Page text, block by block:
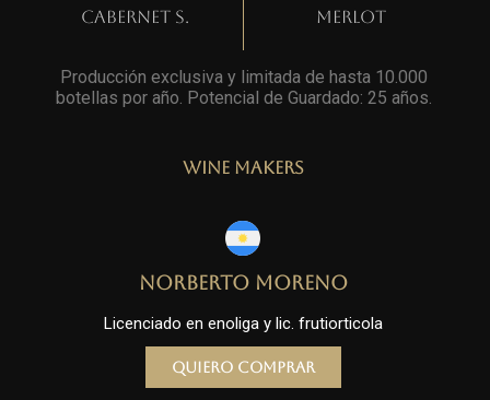
Cabernet S. Merlot
Producción exclusiva y limitada de hasta 10.000
botellas por año. Potencial de Guardado: 25 años.
Wine Makers
Norberto Moreno
Licenciado en enoliga y lic. frutiorticola
Quiero comprar